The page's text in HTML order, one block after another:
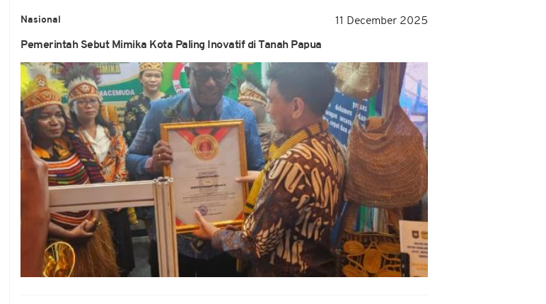
Nasional 11 December 2025
Pemerintah Sebut Mimika Kota Paling Inovatif di Tanah Papua